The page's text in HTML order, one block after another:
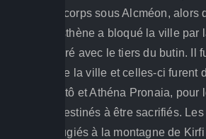
envoyé un corps sous Alcméon, alors
Sikyon Clisthène a bloqué la ville par
été rémunéré avec le tiers du butin. Il
les terres de la ville et celles-ci furent
Artémis, Létô et Athéna Pronaia, pour
animaux destinés à être sacrifiés.
se sont réfugiés à la montagne de